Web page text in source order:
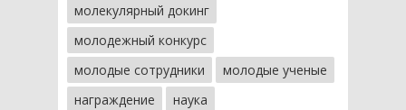
молекулярный докинг
молодежный конкурс
молодые сотрудники
молодые ученые
награждение
наука